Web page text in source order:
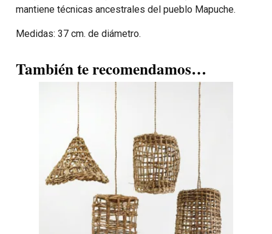
mantiene técnicas ancestrales del pueblo Mapuche.
Medidas: 37 cm. de diámetro.
También te recomendamos…